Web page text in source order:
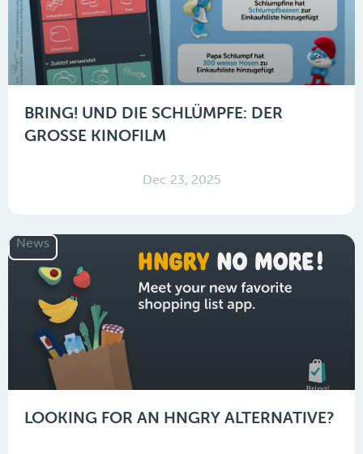
BRING! UND DIE SCHLÜMPFE: DER
GROSSE KINOFILM
Dec 23, 2025
News
LOOKING FOR AN HNGRY ALTERNATIVE?